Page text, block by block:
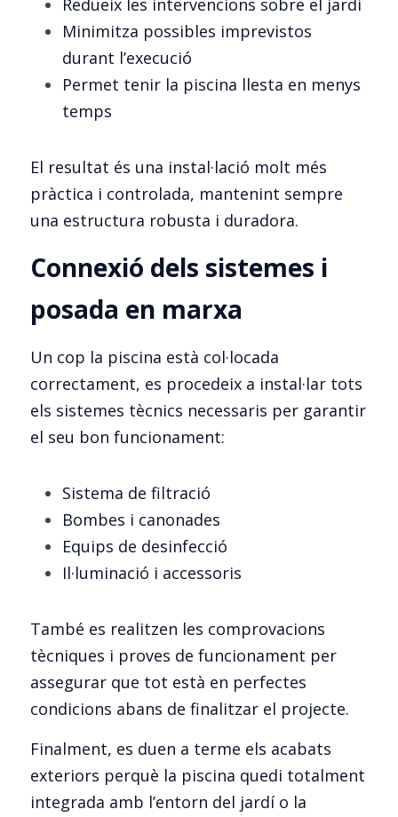
Redueix les intervencions sobre el jardí
Minimitza possibles imprevistos
durant l’execució
Permet tenir la piscina llesta en menys
temps
El resultat és una instal·lació molt més
pràctica i controlada, mantenint sempre
una estructura robusta i duradora.
Connexió dels sistemes i
posada en marxa
Un cop la piscina està col·locada
correctament, es procedeix a instal·lar tots
els sistemes tècnics necessaris per garantir
el seu bon funcionament:
Sistema de filtració
Bombes i canonades
Equips de desinfecció
Il·luminació i accessoris
També es realitzen les comprovacions
tècniques i proves de funcionament per
assegurar que tot està en perfectes
condicions abans de finalitzar el projecte.
Finalment, es duen a terme els acabats
exteriors perquè la piscina quedi totalment
integrada amb l’entorn del jardí o la